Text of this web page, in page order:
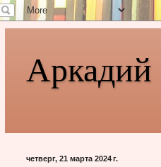
четверг, 21 марта 2024 г.